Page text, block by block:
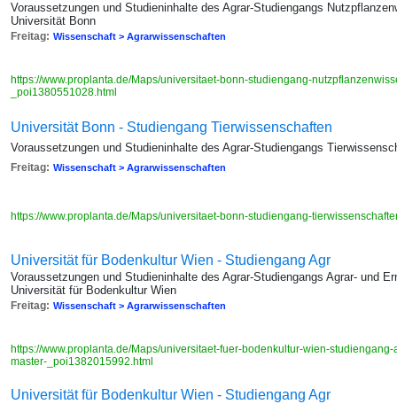
Voraussetzungen und Studieninhalte des Agrar-Studiengangs
Universität Bonn
Freitag: Wissenschaft > Agrarwissenschaften
https://www.proplanta.de/Maps/universitaet-bonn-studiengang-
_poi1380551028.html
Universität Bonn - Studiengang Tierwissenschaften
Voraussetzungen und Studieninhalte des Agrar-Studiengangs
Freitag: Wissenschaft > Agrarwissenschaften
https://www.proplanta.de/Maps/universitaet-bonn-studiengang-
Universität für Bodenkultur Wien - Studiengang Agr
Voraussetzungen und Studieninhalte des Agrar-Studiengangs Agrar- und
Universität für Bodenkultur Wien
Freitag: Wissenschaft > Agrarwissenschaften
https://www.proplanta.de/Maps/universitaet-fuer-bodenkultur-wien-
master-_poi1382015992.html
Universität für Bodenkultur Wien - Studiengang Agr